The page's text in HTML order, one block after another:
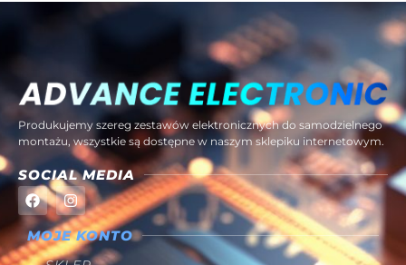
Produkujemy szereg zestawów elektronicznych do samodzielnego
montażu, wszystkie są dostępne w naszym sklepiku internetowym.
SOCIAL MEDIA
MOJE KONTO